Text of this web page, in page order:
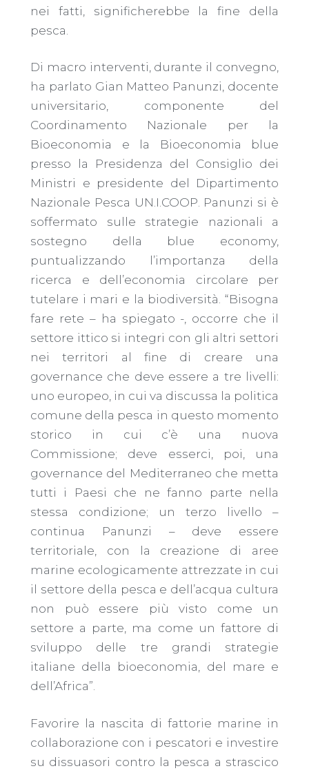
nei fatti, significherebbe la fine della
pesca.
Di macro interventi, durante il convegno,
ha parlato Gian Matteo Panunzi, docente
universitario, componente del
Coordinamento Nazionale per la
Bioeconomia e la Bioeconomia blue
presso la Presidenza del Consiglio dei
Ministri e presidente del Dipartimento
Nazionale Pesca UN.I.COOP. Panunzi si è
soffermato sulle strategie nazionali a
sostegno della blue economy,
puntualizzando l’importanza della
ricerca e dell’economia circolare per
tutelare i mari e la biodiversità. “Bisogna
fare rete – ha spiegato -, occorre che il
settore ittico si integri con gli altri settori
nei territori al fine di creare una
governance che deve essere a tre livelli:
uno europeo, in cui va discussa la politica
comune della pesca in questo momento
storico in cui c’è una nuova
Commissione; deve esserci, poi, una
governance del Mediterraneo che metta
tutti i Paesi che ne fanno parte nella
stessa condizione; un terzo livello –
continua Panunzi – deve essere
territoriale, con la creazione di aree
marine ecologicamente attrezzate in cui
il settore della pesca e dell’acqua cultura
non può essere più visto come un
settore a parte, ma come un fattore di
sviluppo delle tre grandi strategie
italiane della bioeconomia, del mare e
dell’Africa”.
Favorire la nascita di fattorie marine in
collaborazione con i pescatori e investire
su dissuasori contro la pesca a strascico